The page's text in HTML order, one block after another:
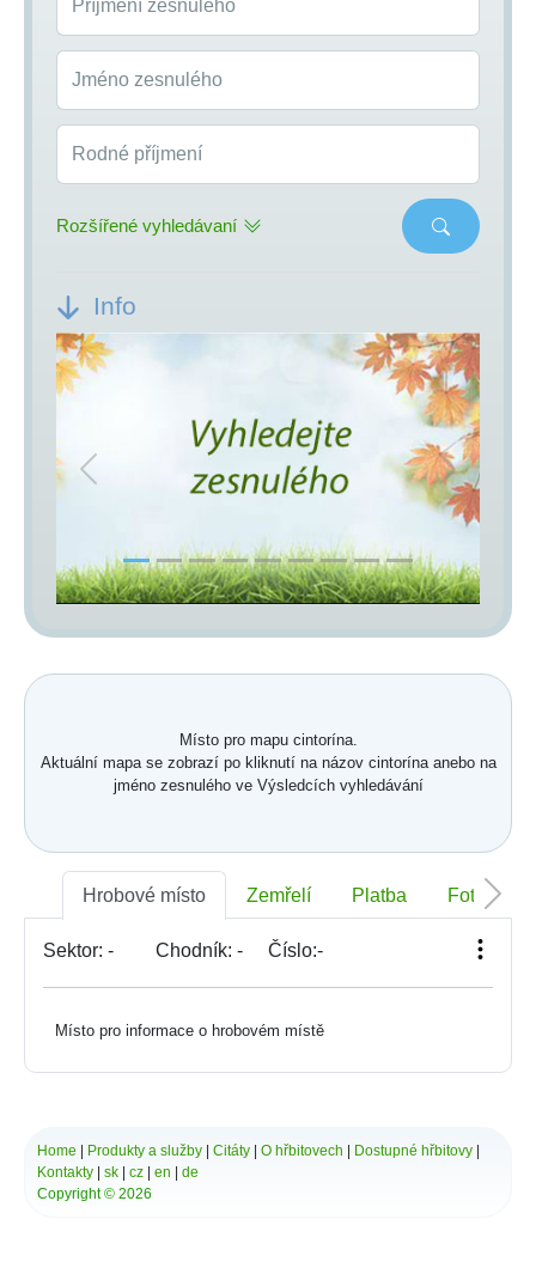
Příjmení zesnulého
Jméno zesnulého
Rodné příjmení
Rozšířené vyhledávaní
Info
Previous Next
Místo pro mapu cintorína.
Aktuální mapa se zobrazí po kliknutí na názov cintorína anebo na
jméno zesnulého ve Výsledcích vyhledávání
Hrobové místo Zemřelí Platba Foto
Sektor: - Chodník: - Číslo:-
Místo pro informace o hrobovém místě
Home Produkty a služby Citáty O hřbitovech Dostupné hřbitovy
Kontakty
sk cz en
de
Copyright © 2026